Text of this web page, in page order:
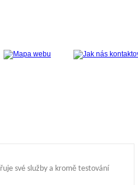
své služby a kromě testování